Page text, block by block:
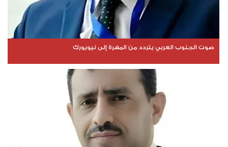
صوت الجنوب العربي يتردد من المهرة إلى نيويورك